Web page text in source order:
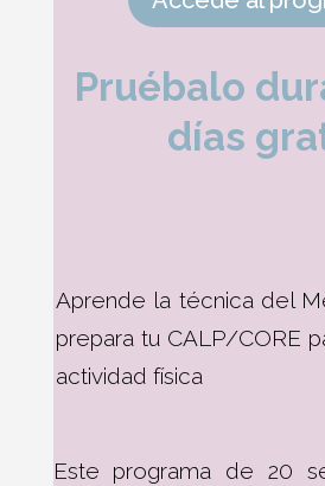
Pruébalo
días
Aprende la técnica del
prepara tu CALP/CORE
actividad física
Este programa de 20